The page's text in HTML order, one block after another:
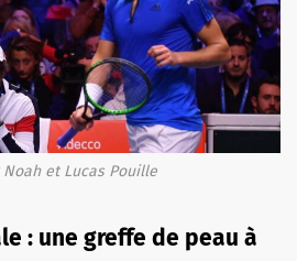
Noah et Lucas Pouille
: une greffe de peau à